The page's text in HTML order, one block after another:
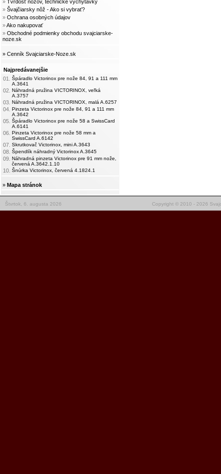
» Tvrdosť nožov, technické vychytávky
» Švajčiarsky nôž - Ako si vybrať?
» Ochrana osobných údajov
»Ako nakupovať
» Obchodné podmienky obchodu svajciarske-
noze.sk
» Cenník Svajciarske-Noze.sk
Najpredávanejšie
01.
Špáradlo Victorinox pre nože 84, 91 a 111 mm
A.3641
02. Náhradná pružina VICTORINOX, veľká
A.3757
03. Náhradná pružina VICTORINOX, malá A.6257
04. Pinzeta Victorinox pre nože 84, 91 a 111 mm
A.3642
05. Špáradlo Victorinox pre nože 58 a SwissCard
A.6141
06. Pinzeta Victorinox pre nože 58 mm a
SwissCard A.6142
07. Skrutkovač Victorinox, mini A.3643
08. Špendlík náhradný Victorinox A.3645
09. Náhradná pinzeta Victorinox pre 91 mm nože,
červená A.3642.1.10
10. Šnúrka Victorinox, červená 4.1824.1
» Mapa stránok
Štvrtok, 6. augusta 2026 Copyright © 2010 - 2026